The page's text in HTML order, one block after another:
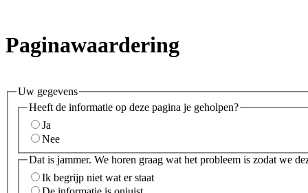
Paginawaardering
Uw gegevens
Heeft de informatie op deze pagina je geholpen?
Ja
Nee
Dat is jammer. We horen graag wat het probleem is zodat we
Ik begrijp niet wat er staat